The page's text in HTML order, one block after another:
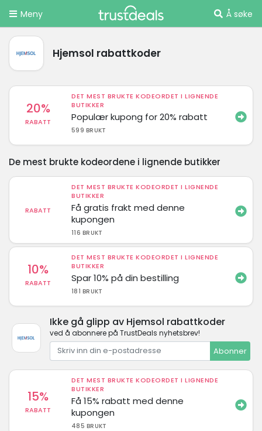
Meny Å søke
Hjemsol rabattkoder
20%
RABATT
DET MEST BRUKTE KODEORDET I LIGNENDE
BUTIKKER
Populær kupong for 20% rabatt
599 BRUKT
De mest brukte kodeordene i lignende butikker
RABATT
DET MEST BRUKTE KODEORDET I LIGNENDE
BUTIKKER
Få gratis frakt med denne
kupongen
116 BRUKT
10%
RABATT
DET MEST BRUKTE KODEORDET I LIGNENDE
BUTIKKER
Spar 10% på din bestilling
181 BRUKT
Ikke gå glipp av Hjemsol rabattkoder
ved å abonnere på TrustDeals nyhetsbrev!
Abonner
15%
RABATT
DET MEST BRUKTE KODEORDET I LIGNENDE
BUTIKKER
Få 15% rabatt med denne
kupongen
485 BRUKT